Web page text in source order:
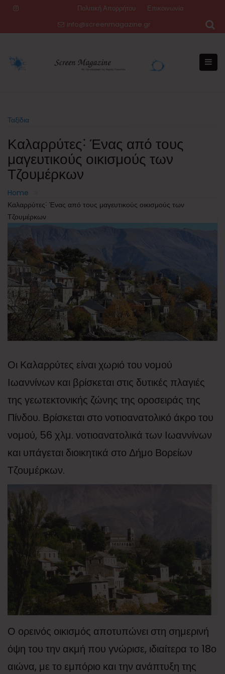
Πολιτική Απορρήτου
Επικοινωνία
info@screenmagazine.gr
Ταξίδια
Καλαρρύτες˸ Ένας από τους
μαγευτικούς οικισμούς των
Τζουμέρκων
Home
Καλαρρύτες˸ Ένας από τους μαγευτικούς οικισμούς των
Τζουμέρκων
Οι Καλαρρύτες είναι χωριό του νομού
Ιωαννίνων και βρίσκεται στις δυτικές πλαγιές
της γεωτεκτονικής ζώνης της οροσειράς της
Πίνδου. Βρίσκεται στο νοτιοανατολικό άκρο του
νομού, 56 χλμ. νοτιοανατολικά των Ιωαννίνων
και υπάγεται διοικητικά στο Δήμο Βορείων
Τζουμέρκων.
Ο ορεινός οικισμός αποτυπώνει στη σημερινή
όψη του την ακμή που γνώρισε, ιδιαίτερα το 18ο
αιώνα, με το εμπόριο και την ανάπτυξη της